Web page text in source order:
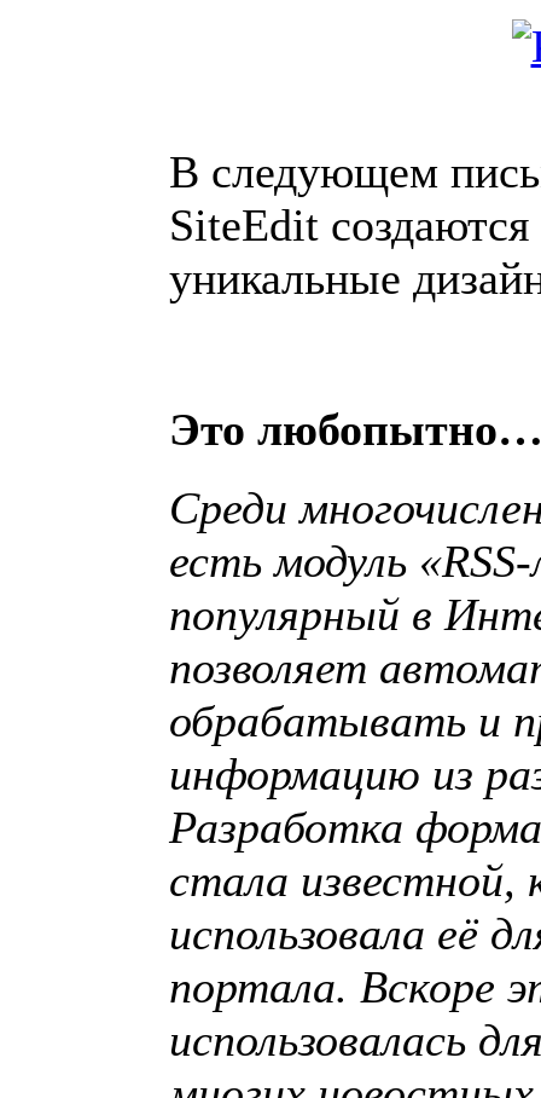
В следующем
SiteEdit
уникальные
Это
Среди
есть модуль
популярный в
позволяет
обрабатывать и
информацию из
Разработка
стала известной,
использовала её
портала. Вскоре
использовалась